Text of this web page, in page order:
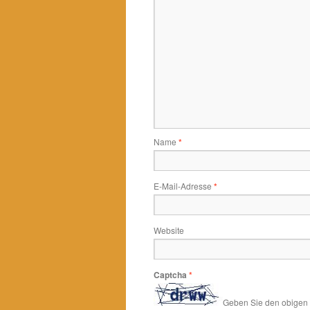
Name *
E-Mail-Adresse *
Website
Captcha *
Geben Sie den obigen